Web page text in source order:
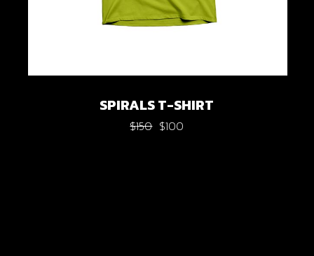
SPIRALS T-SHIRT
$150 Original
$100
Current